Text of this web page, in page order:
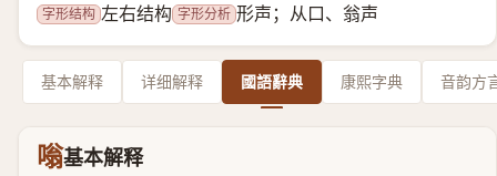
字形结构 左右结构 字形分析 形声；从口、翁声
基本解释 详细解释 國語辭典 康熙字典 音韵方
嗡基本解释